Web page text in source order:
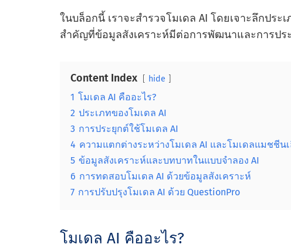
ในบล็อกนี้ เราจะสํารวจโมเดล AI โดยเจาะลึกปร
สําคัญที่ข้อมูลสังเคราะห์มีต่อการพัฒนาและการปร
Content Index hide
1 โมเดล AI คืออะไร?
2 ประเภทของโมเดล AI
3 การประยุกต์ใช้โมเดล AI
4 ความแตกต่างระหว่างโมเดล AI และโมเดลแมชชีน
5 ข้อมูลสังเคราะห์และบทบาทในแบบจําลอง AI
6 การทดสอบโมเดล AI ด้วยข้อมูลสังเคราะห์
7 การปรับปรุงโมเดล AI ด้วย QuestionPro
โมเดล AI คืออะไร?